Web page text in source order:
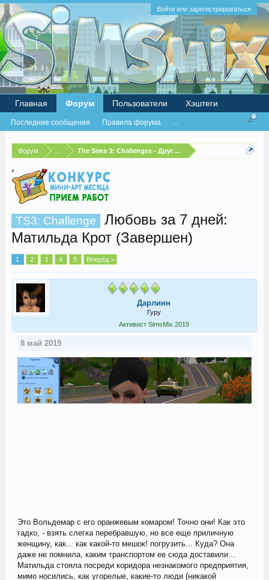
Войти или зарегистрироваться
Форум The Sims 3: Challenges - Другие испытания
TS3: Challenge
Любовь за 7 дней:
Матильда Крот (Завершен)
1 2 3 4 5 Вперёд >
Дарлинн
Гуру
Активист SimsMix 2019
8 май 2019
Это Вольдемар с его оранжевым комаром! Точно они! Как это
гадко, - взять слегка перебравшую, но все еще приличную
женщину, как... как какой-то мешок! погрузить... Куда? Она
даже не помнила, каким транспортом ее сюда доставили...
Матильда стояла посреди коридора незнакомого предприятия,
мимо носились, как угорелые, какие-то люди (никакой
Главная Форум
Последние сообщения Правила форума ...
Пользователи Хэштеги